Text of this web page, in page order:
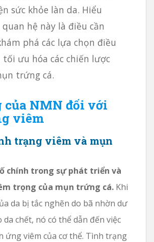
sức khỏe làn da. Hiểu
hệ này là điều cần
phá các lựa chọn điều
ưu hóa các chiến lược
trứng cá.
của NMN đối với
viêm
trạng viêm và mụn
chính trong sự phát triển và
trọng của mụn trứng cá. Khi
da bị tắc nghẽn do bã nhờn dư
chết, nó có thể dẫn đến việc
ứng viêm của cơ thể. Tình trạng